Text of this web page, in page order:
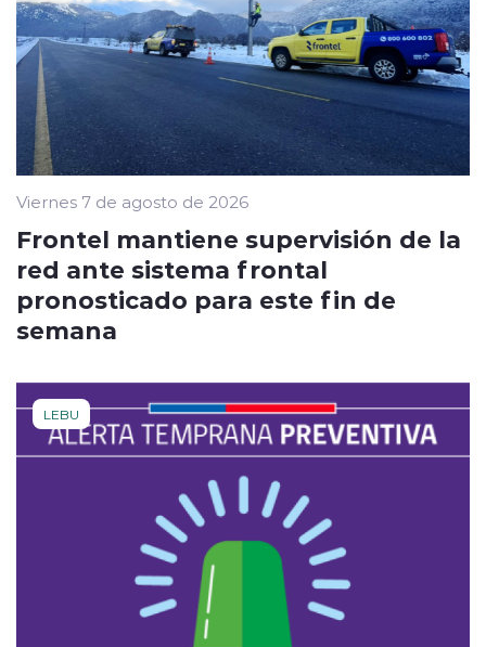
Viernes 7 de agosto de 2026
Frontel mantiene supervisión de la
red ante sistema frontal
pronosticado para este fin de
semana
LEBU